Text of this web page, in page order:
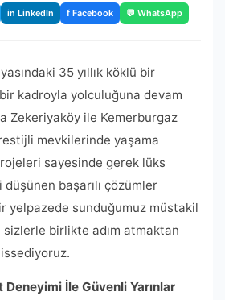
in LinkedIn f Facebook 💬 WhatsApp
35 yıllık köklü bir
kadroyla yolculuğuna devam
Zekeriyaköy ile Kemerburgaz
mevkilerinde yaşama
sayesinde gerek lüks
başarılı çözümler
yelpazede sunduğumuz müstakil
sizlerle birlikte adım atmaktan
İle Güvenli Yarınlar